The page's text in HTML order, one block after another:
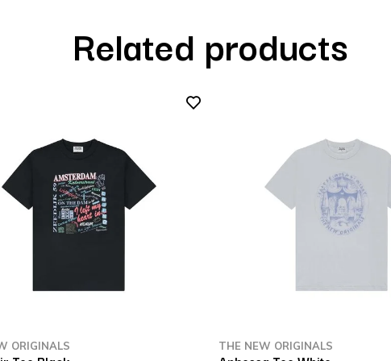
Related products
ORIGINALS THE NEW ORIGINALS